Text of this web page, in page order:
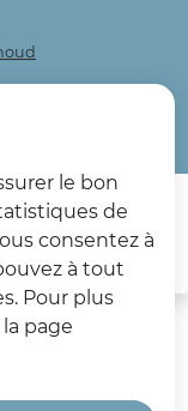
le bon
de
consentez à
à tout
Pour plus
page
Main menu